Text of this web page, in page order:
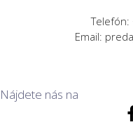
Email:
Nájdete nás na